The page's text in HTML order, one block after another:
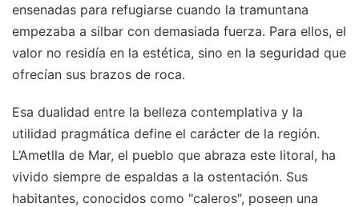
ensenadas para refugiarse cuando la tramuntana
empezaba a silbar con demasiada fuerza. Para ellos, el
valor no residía en la estética, sino en la seguridad que
ofrecían sus brazos de roca.
Esa dualidad entre la belleza contemplativa y la
utilidad pragmática define el carácter de la región.
L’Ametlla de Mar, el pueblo que abraza este litoral, ha
vivido siempre de espaldas a la ostentación. Sus
habitantes, conocidos como "caleros", poseen una